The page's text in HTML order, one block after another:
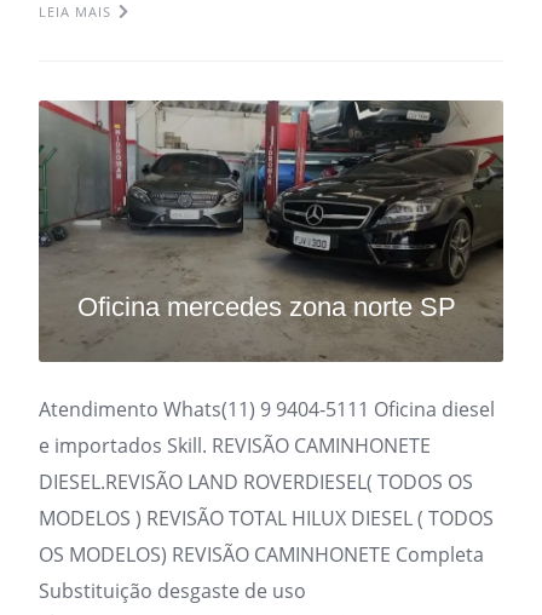
LEIA MAIS
Oficina mercedes zona norte SP
Atendimento Whats(11) 9 9404-5111 Oficina diesel
e importados Skill. REVISÃO CAMINHONETE
DIESEL.REVISÃO LAND ROVERDIESEL( TODOS OS
MODELOS ) REVISÃO TOTAL HILUX DIESEL ( TODOS
OS MODELOS) REVISÃO CAMINHONETE Completa
Substituição desgaste de uso